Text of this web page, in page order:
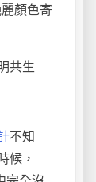
顏色寄
共生
不知
候，